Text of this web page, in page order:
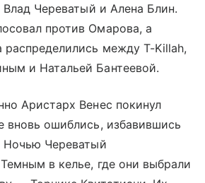
Череватый и Алена Блин.
против Омарова, а
распределились между T-Killah,
и Натальей Бантеевой.
Аристарх Венес покинул
вновь ошиблись, избавившись
Ночью Череватый
в келье, где они выбрали